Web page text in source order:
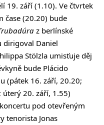
19. září (1.10). Ve čtvrtek
čase (20.20) bude
z berlínské
dirigoval Daniel
Stölzla umisťuje děj
bude Plácido
(pátek 16. září, 20.20;
20. září, 1.55)
pod otevřeným
tenorista Jonas